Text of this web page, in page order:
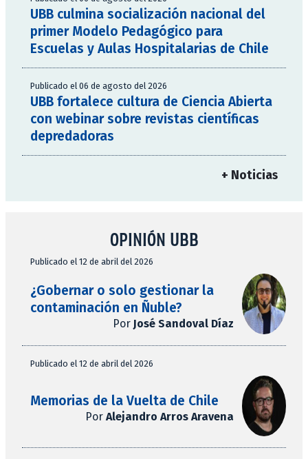
UBB culmina socialización nacional del
primer Modelo Pedagógico para
Escuelas y Aulas Hospitalarias de Chile
Publicado el 06 de agosto del 2026
UBB fortalece cultura de Ciencia Abierta
con webinar sobre revistas científicas
depredadoras
+ Noticias
OPINIÓN UBB
Publicado el 12 de abril del 2026
¿Gobernar o solo gestionar la
contaminación en Ñuble?
Por José Sandoval Díaz
Publicado el 12 de abril del 2026
Memorias de la Vuelta de Chile
Por Alejandro Arros Aravena